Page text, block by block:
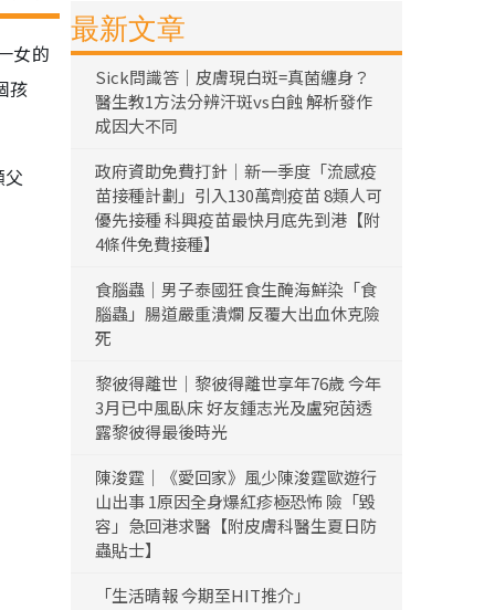
女的
孩
最新文章
Sick問識答｜皮膚現白斑=真菌纏身？
醫生教1方法分辨汗斑vs白蝕 解析發作
成因大不同
政府資助免費打針｜新一季度「流感疫
苗接種計劃」引入130萬劑疫苗 8類人可
優先接種 科興疫苗最快月底先到港【附
4條件免費接種】
食腦蟲｜男子泰國狂食生醃海鮮染「食
腦蟲」腸道嚴重潰爛 反覆大出血休克險
死
黎彼得離世｜黎彼得離世享年76歲 今年
3月已中風臥床 好友鍾志光及盧宛茵透
露黎彼得最後時光
陳浚霆｜《愛回家》風少陳浚霆歐遊行
山出事 1原因全身爆紅疹極恐怖 險「毀
容」急回港求醫【附皮膚科醫生夏日防
蟲貼士】
「生活晴報 今期至HIT推介」